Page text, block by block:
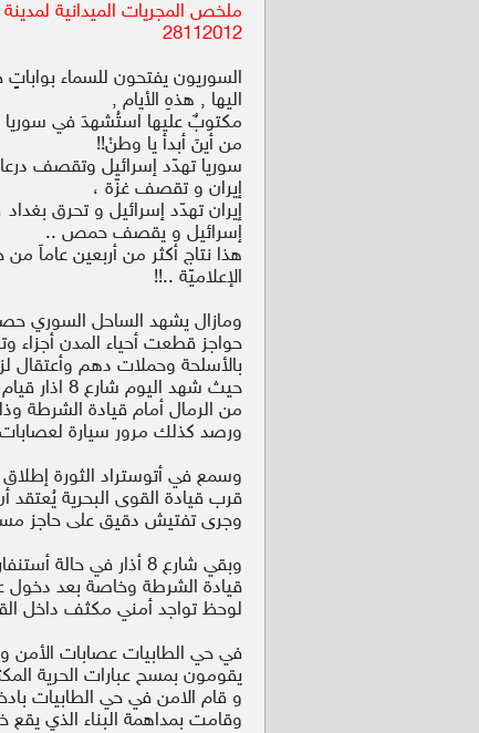
ملخص المجريات الميدانية لمدينة
28112012
السوريون يفتحون للسماء بواباتٍ
اليها , هذهِ الأيام ,
مكتوبٌ عليها استُشهدَ في سوريا
من أينَ أبدأ يا وطنْ!!
سوريا تهدّد إسرائيل وتقصف
إيران و تقصف غزّة ،
إيران تهدّد إسرائيل و تحرق
إسرائيل و يقصف حمص ..
هذا نتاج أكثر من أربعين عاماَ
الإعلاميّة ..!!
ومازال يشهد الساحل السوري
حواجز قطعت أحياء المدن أجزاء
بالأسلحة وحملات دهم وأعتقال
حيث شهد اليوم شارع 8 اذار قيام شاحنة بأفراغ حمولتها المكونة
من الرمال أمام قيادة الشرطة
ورصد كذلك مرور سيارة
وسمع في أتوستراد الثورة
قرب قيادة القوى البحرية
وجرى تفتيش دقيق على حاجز
وبقي شارع 8 أذار في
قيادة الشرطة وخاصة بعد
لوحظ تواجد أمني مكثف داخل
في حي الطابيات عصابات الأمن و
يقومون بمسح عبارات الحرية
و قام الامن في حي الطابيات
وقامت بمداهمة البناء الذي